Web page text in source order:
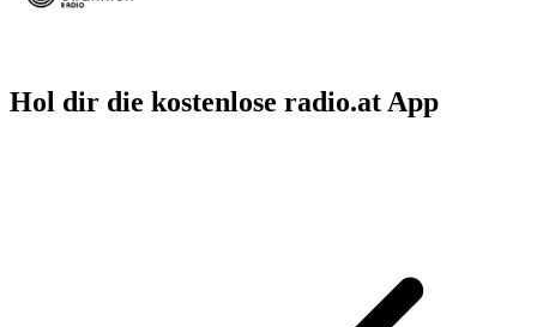
Hol dir die kostenlose radio.at App